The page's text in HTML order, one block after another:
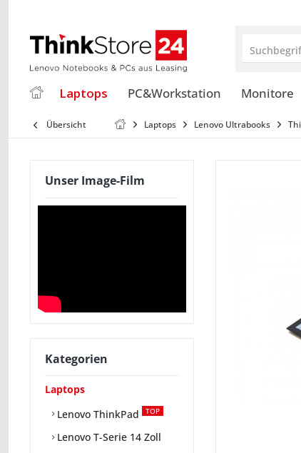
Laptops PC&Workstation Monitore
Übersicht Laptops Lenovo Ultrabooks
Unser Image-Film
Kategorien
Laptops
Lenovo ThinkPad
TOP
Lenovo T-Serie 14 Zoll